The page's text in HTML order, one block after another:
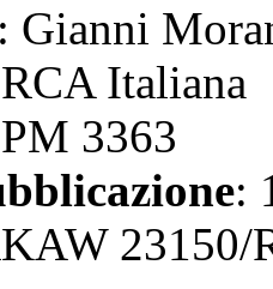
: Gianni
Italiana
3363
:
23150/